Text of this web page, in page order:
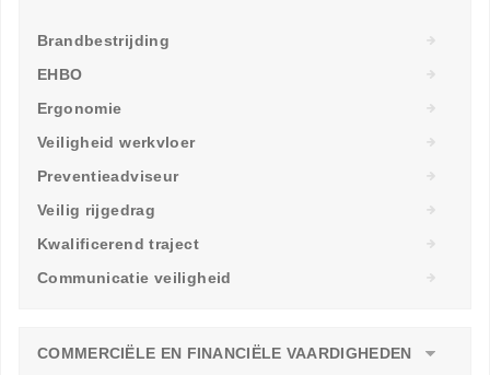
Brandbestrijding
EHBO
Ergonomie
Veiligheid werkvloer
Preventieadviseur
Veilig rijgedrag
Kwalificerend traject
Communicatie veiligheid
COMMERCIËLE EN FINANCIËLE VAARDIGHEDEN